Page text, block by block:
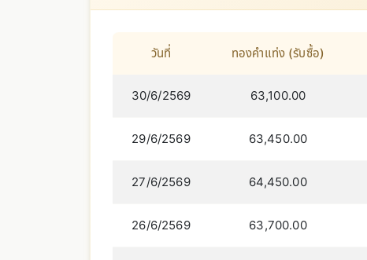
วันที่ ทองคำแท่ง (รับซื้อ)
30/6/2569 63,100.00
29/6/2569 63,450.00
27/6/2569 64,450.00
26/6/2569 63,700.00